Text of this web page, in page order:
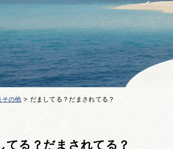
その他 > だましてる？だまされてる？
てる？だまされてる？